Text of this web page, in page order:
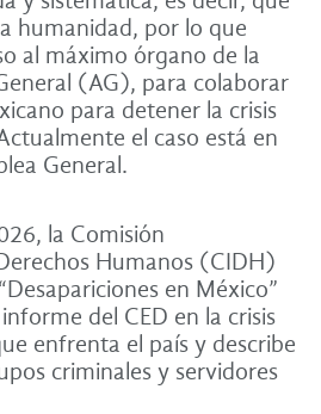
humanidad, por lo que
al máximo órgano de la
(AG), para colaborar
para detener la crisis
el caso está en
General.
la Comisión
Humanos (CIDH)
en México”
del CED en la crisis
enfrenta el país y describe
criminales y servidores